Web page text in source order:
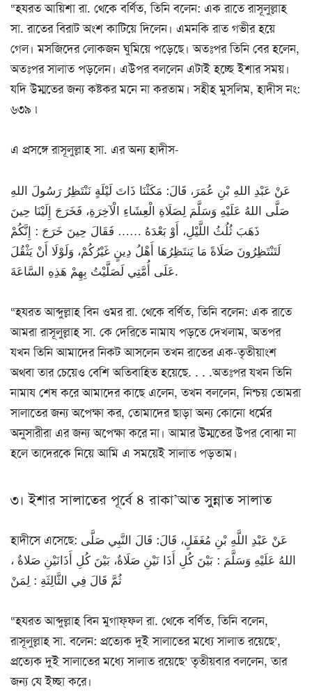
“হযরত আয়িশা রা. থেকে বর্ণিত, তিনি বলেন: এক রাতে রাসূলুল্লাহ
সা. রাতের বিরাট অংশ কাটিয়ে দিলেন। এমনকি রাত গভীর হয়ে
গেল। মসজিদের লোকজন ঘুমিয়ে পড়েছে। অতঃপর তিনি বের হলেন,
অতঃপর সালাত পড়লেন। এউপর বললেন এটাই হচ্ছে ইশার সময়।
যদি উম্মতের জন্য কষ্টকর মনে না করতাম। সহীহ মুসলিম, হাদীস নং:
৬৩৯ ৷
এ প্রসঙ্গে রাসূলুল্লাহ সা. এর অন্য হাদীস-
عَنْ عَبْدِ اللهِ بْنِ عُمَرَ، قَالَ: مَكَثْنَا ذَاتَ لَيْلَةٍ نَنْتَظِرُ رَسُولَ اللهِ
صَلَّى اللهُ عَلَيْهِ وَسَلَّمَ لِصَلَاةِ الْعِشَاءِ الْآخِرَةِ، فَخَرَجَ إِلَيْنَا حِينَ
ذَهَبَ ثُلُثُ اللَّيْلِ، أَوْ بَعْدَهُ …… فَقَالَ حِينَ خَرَجَ : إِنَّكُمْ
لَتَنْتَظِرُونَ صَلَاةً مَا يَنتَظِرُهَا أَهْلُ دِينٍ غَيْرُكُمْ، وَلَوْلَا أَنْ يَثْقُلَ
عَلَى أُمَّتِي لَصَلَّيْتُ بِهِمْ هَذِهِ السَّاعَةَ.
“হযরত আব্দুল্লাহ বিন ওমর রা. থেকে বর্ণিত, তিনি বলেন: এক রাতে
আমরা রাসূলুল্লাহ সা. কে দেরিতে নামায পড়তে দেখলাম, অতপর
যখন তিনি আমাদের নিকট আসলেন তখন রাতের এক-তৃতীয়াংশ
অথবা তার চেয়েও বেশি অতিবাহিত হয়েছে. . . .অতঃপর যখন তিনি
নামায শেষ করে আমাদের কাছে এলেন, তখন বললেন, নিশ্চয় তোমরা
সালাতের জন্য অপেক্ষা কর, তোমাদের ছাড়া অন্য কোনো ধর্মের
অনুসারীরা এর জন্য অপেক্ষা করে না। আমার উম্মতের উপর বোঝা না
হলে তাদেরকে নিয়ে আমি এ সময়েই সালাত পড়তাম।
৩। ইশার সালাতের পূর্বে ৪ রাকা’আত সুন্নাত সালাত
হাদীসে এসেছে: عَنْ عَبْدِ اللَّهِ بْنِ مُغَفَلٍ، قَالَ: قَالَ النَّبِي صَلَّى
اللهُ عَلَيْهِ وَسَلَّمَ : بَيْنَ كُلِ أَذَا نَيْنِ صَلَاةٌ، بَيْنَ كُلِ أَذَانَيْنِ صَلاةٌ ،
ثُمَّ قَالَ فِي الثَّالِثَةِ : لِمَنْ
“হযরত আব্দুল্লাহ বিন মুগাফ্‌ফল রা. থেকে বর্ণিত, তিনি বলেন,
রাসূলুল্লাহ সা. বলেন: প্রত্যেক দুই সালাতের মধ্যে সালাত রয়েছে’,
প্রত্যেক দুই সালাতের মধ্যে সালাত রয়েছে’ তৃতীয়বার বললেন, তার
জন্য যে ইচ্ছা করে।